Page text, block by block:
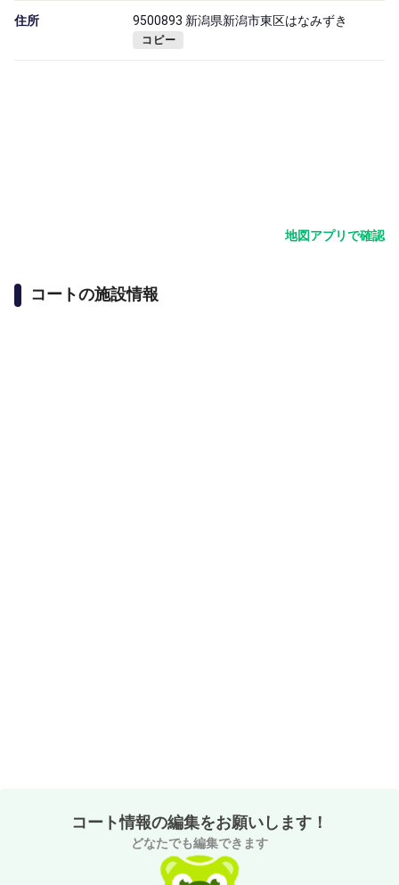
住所 9500893 新潟県新潟市東区はなみずき
コピー
地図アプリで確認
コートの施設情報
コート情報の編集をお願いします！
どなたでも編集できます